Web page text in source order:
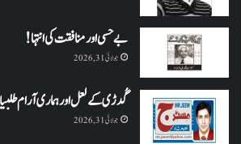
بے حسی اور منافقت کی انتہا !
جولائی 31, 2026
گُدڑی کے لعل اور ہماری آرام
جولائی 31, 2026